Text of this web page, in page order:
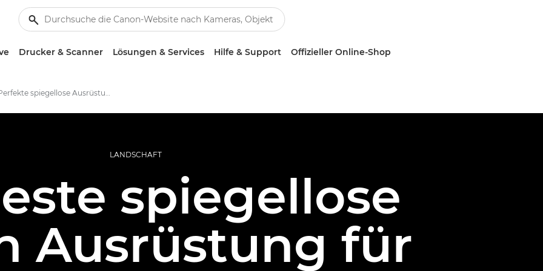
Drucker & Scanner Lösungen & Services Hilfe & Support Offizieller Online-Shop
Perfekte spiegellose Ausrüstung für Landschaftsfotografie
LANDSCHAFT
spiegellose
Ausrüstung für